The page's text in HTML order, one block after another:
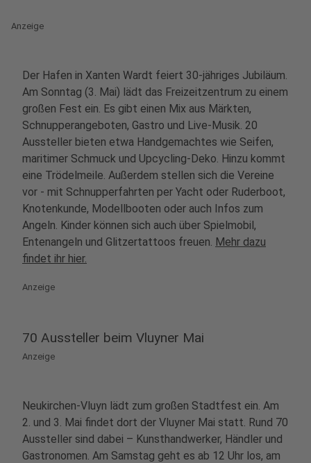
Anzeige
Der Hafen in Xanten Wardt feiert 30-jähriges Jubiläum.
Am Sonntag (3. Mai) lädt das Freizeitzentrum zu einem
großen Fest ein. Es gibt einen Mix aus Märkten,
Schnupperangeboten, Gastro und Live-Musik. 20
Aussteller bieten etwa Handgemachtes wie Seifen,
maritimer Schmuck und Upcycling-Deko. Hinzu kommt
eine Trödelmeile. Außerdem stellen sich die Vereine
vor - mit Schnupperfahrten per Yacht oder Ruderboot,
Knotenkunde, Modellbooten oder auch Infos zum
Angeln. Kinder können sich auch über Spielmobil,
Entenangeln und Glitzertattoos freuen. Mehr dazu
findet ihr hier.
Anzeige
70 Aussteller beim Vluyner Mai
Anzeige
Neukirchen-Vluyn lädt zum großen Stadtfest ein. Am
2. und 3. Mai findet dort der Vluyner Mai statt. Rund 70
Aussteller sind dabei – Kunsthandwerker, Händler und
Gastronomen. Am Samstag geht es ab 12 Uhr los, am